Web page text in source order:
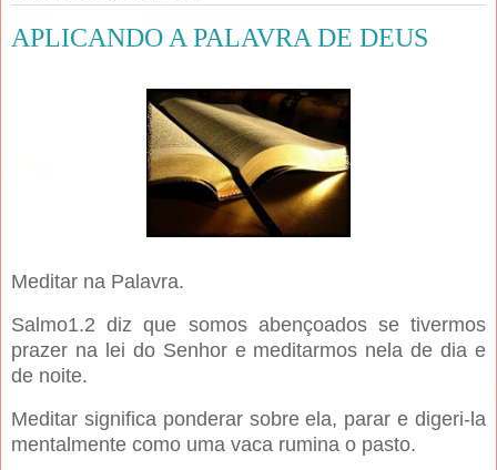
APLICANDO A PALAVRA DE DEUS
Meditar na Palavra.
Salmo1.2 diz que somos abençoados se tivermos
prazer na lei do Senhor e meditarmos nela de dia e
de noite.
Meditar significa ponderar sobre ela, parar e digeri-la
mentalmente como uma vaca rumina o pasto.